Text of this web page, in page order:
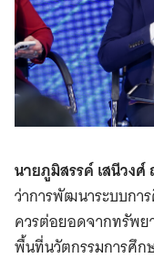
นายภูมิสรรค์ เสนีวง
ว่าการพัฒนาระบบกา
ควรต่อยอดจากทรัพย
พื้นที่นวัตกรรมการศึก